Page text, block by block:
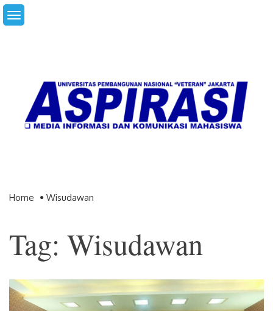
Skip
to
Home Wisudawan
Tag: Wisudawan